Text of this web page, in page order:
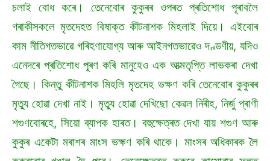
চলাই বোধ কৰে। তেনেবোৰ কুকুৰৰ ওপৰত প্ৰতিশোধ পূৰাবলৈ
গৰাকীসকলে মৃতদেহত বিষাক্ত কীটনাশক মিহলাই দিয়ে। এইবোৰ
কাম নীতিগতভাৱে গৰিহণাযোগ্য আৰু আইনগতভাৱেও দণ্ডণীয়, যদিও
এনেদৰে প্ৰতিশোধ পূৰণ কৰি মানুহেও এক আত্মতৃপ্তি লাভকৰা দেখা
গৈছে। কিন্তু কীটনাশক মিহলি মৃতদেহ ভক্ষণ কৰি তেনেবোৰ কুকুৰৰ
মৃত্যু হোৱা দেখা নাই। মৃত্যু হোৱা দেখিছো কেৱল নিৰীহ, নিৰ্জু প্ৰাণী
শগুণবোৰহে, সিয়ো ব্যাপক হাৰত। বহুক্ষেত্ৰত দেখা যায় শগুণ আৰু
কুকুৰ একেটা মৰাশৰ মাংস ভক্ষণ কৰি থাকে। মাংসৰ অধিকাৰক লৈ